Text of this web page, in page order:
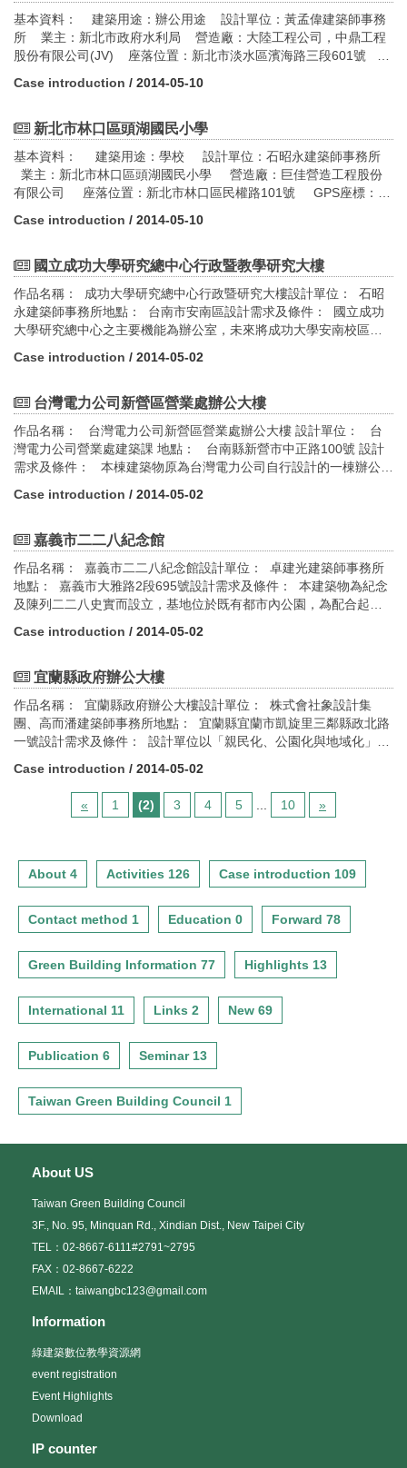
基本資料： 建築用途：辦公用途 設計單位：黃孟偉建築師事務
所 業主：新北市政府水利局 營造廠：大陸工程公司，中鼎工程
股份有限公司(JV) 座落位置：新北市淡水區濱海路三段601號
上三層 基地面積：11419.76㎡ 建築面積：1028.43㎡ 建蔽
施工時間：2006年04月~2007年10月
Case introduction / 2014-05-10
新北市林口區頭湖國民小學
基本資料： 建築用途：學校 設計單位：石昭永建築師事務所
業主：新北市林口區頭湖國民小學 營造廠：巨佳營造工程股份
有限公司 座落位置：新北市林口區民權路101號 GPS座標：
數：地上三層、地下一層 基地面積：23168.6 ㎡ 建築面積：
2008年12月~2009年07月 施工時間：2010年01月~2011年05月
Case introduction / 2014-05-10
國立成功大學研究總中心行政暨教學研究大樓
作品名稱： 成功大學研究總中心行政暨研究大樓設計單位： 石昭
永建築師事務所地點： 台南市安南區設計需求及條件： 國立成功
大學研究總中心之主要機能為辦公室，未來將成功大學安南校區之
台鹽公司曬鹽場，是南台灣最炎熱與降雨量最少的區域，本建物必
築節約能源需求與維護室內舒適性。 為維持基地週邊豐富的生態，
調整至目前的位置，使紅樹林與其他本地原生植栽能生長良好。目
前，該地區已成為當地水鳥之棲息地。 本建築物之規劃設計簡潔有
力，對南部炎熱氣候的對策，是以節能物理環境手法切入，充份利
用環境特質，發展出特有的造型特色。本建築物以通風中庭空間、
建築設計指標評估： 1.綠化量指標 2.基地保水指標 3.日常節能指
標 4.廢棄物減量指標 5.水資源指標
Case introduction / 2014-05-02
台灣電力公司新營區營業處辦公大樓
作品名稱： 台灣電力公司新營區營業處辦公大樓 設計單位： 台
灣電力公司營業處建築課 地點： 台南縣新營市中正路100號 設計
需求及條件： 本棟建築物原為台灣電力公司自行設計的一棟辦公建
長達五十公尺的建築立面必然引入多餘入射日照量，成為極耗能的
於1991年至1992年間以六個半月的時間委託內政部建築研究所籌備
節約能源建築計畫的研究建議，並於1996年興建完成。 綠建築設計
指標評估： 1.綠化量指標 2.日常節能指標 3.廢棄物減量指標 4.
水資源指標
Case introduction / 2014-05-02
嘉義市二二八紀念館
作品名稱： 嘉義市二二八紀念館設計單位： 卓建光建築師事務所
地點： 嘉義市大雅路2段695號設計需求及條件： 本建築物為紀念
及陳列二二八史實而設立，基地位於既有都市內公園，為配合起伏
用陽光、空氣、水、土壤綠地等環境資源為主要設計目標，以期望
環境影響衝擊，減少對環境的負面影響。也希望來到本公園休憩、
估： 1.綠化量指標 2.基地保水指標 3.日常節能指標 4.CO2減量指
標 5.廢棄物減量指標 6.水資源指標 7.污水垃圾改善指標
Case introduction / 2014-05-02
宜蘭縣政府辦公大樓
作品名稱： 宜蘭縣政府辦公大樓設計單位： 株式會社象設計集
團、高而潘建築師事務所地點： 宜蘭縣宜蘭市凱旋里三鄰縣政北路
一號設計需求及條件： 設計單位以「親民化、公園化與地域化」作
所才是真正親民化的空間。本建築物及採無明顯邊界之公園綠地方
式]，將空間完全開放、面向民眾，改變傳統官衙壁壘明顯之空間態
度，提出民眾才是民主時代公共空間使用主人之觀念，達到親民化
Case introduction / 2014-05-02
« 1 (2) 3 4 5 10 »
About 4 Activities 126 Case introduction 109
Contact method 1 Education 0 Forward 78
Green Building Information 77 Highlights 13
International 11 Links 2 New 69
Publication 6 Seminar 13
Taiwan Green Building Council 1
About US
Taiwan Green Building Council
3F., No. 95, Minquan Rd., Xindian Dist., New Taipei City
TEL：02-8667-6111#2791~2795
FAX：02-8667-6222
EMAIL：taiwangbc123@gmail.com
Information
綠建築數位教學資源網
event registration
Event Highlights
Download
IP counter